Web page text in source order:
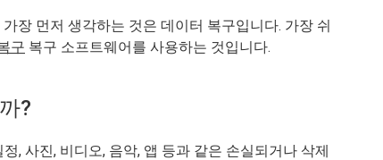
장 먼저 생각하는 것은 데이터 복구입니다. 가장 쉬
구 복구 소프트웨어를 사용하는 것입니다.
?
, 사진, 비디오, 음악, 앱 등과 같은 손실되거나 삭제